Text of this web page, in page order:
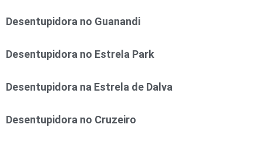
Desentupidora no Guanandi
Desentupidora no Estrela Park
Desentupidora na Estrela de Dalva
Desentupidora no Cruzeiro